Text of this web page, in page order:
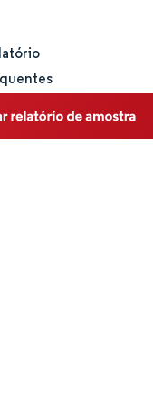
participação de mercado
e insights